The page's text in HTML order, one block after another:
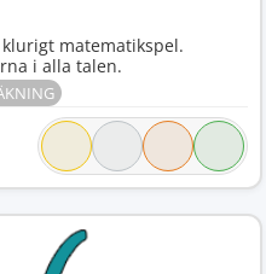
matematikspel.
i alla talen.